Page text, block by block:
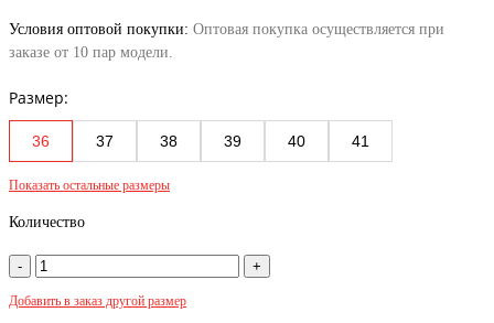
Условия оптовой покупки: Оптовая покупка осуществляется при
заказе от 10 пар модели.
Размер:
36 37 38 39 40 41
Показать остальные размеры
Количество
Добавить в заказ другой размер